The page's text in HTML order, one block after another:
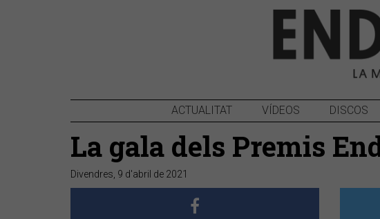
ACTUALITAT VÍDEOS DISCOS
La gala dels Premis
Divendres, 9 d'abril de 2021